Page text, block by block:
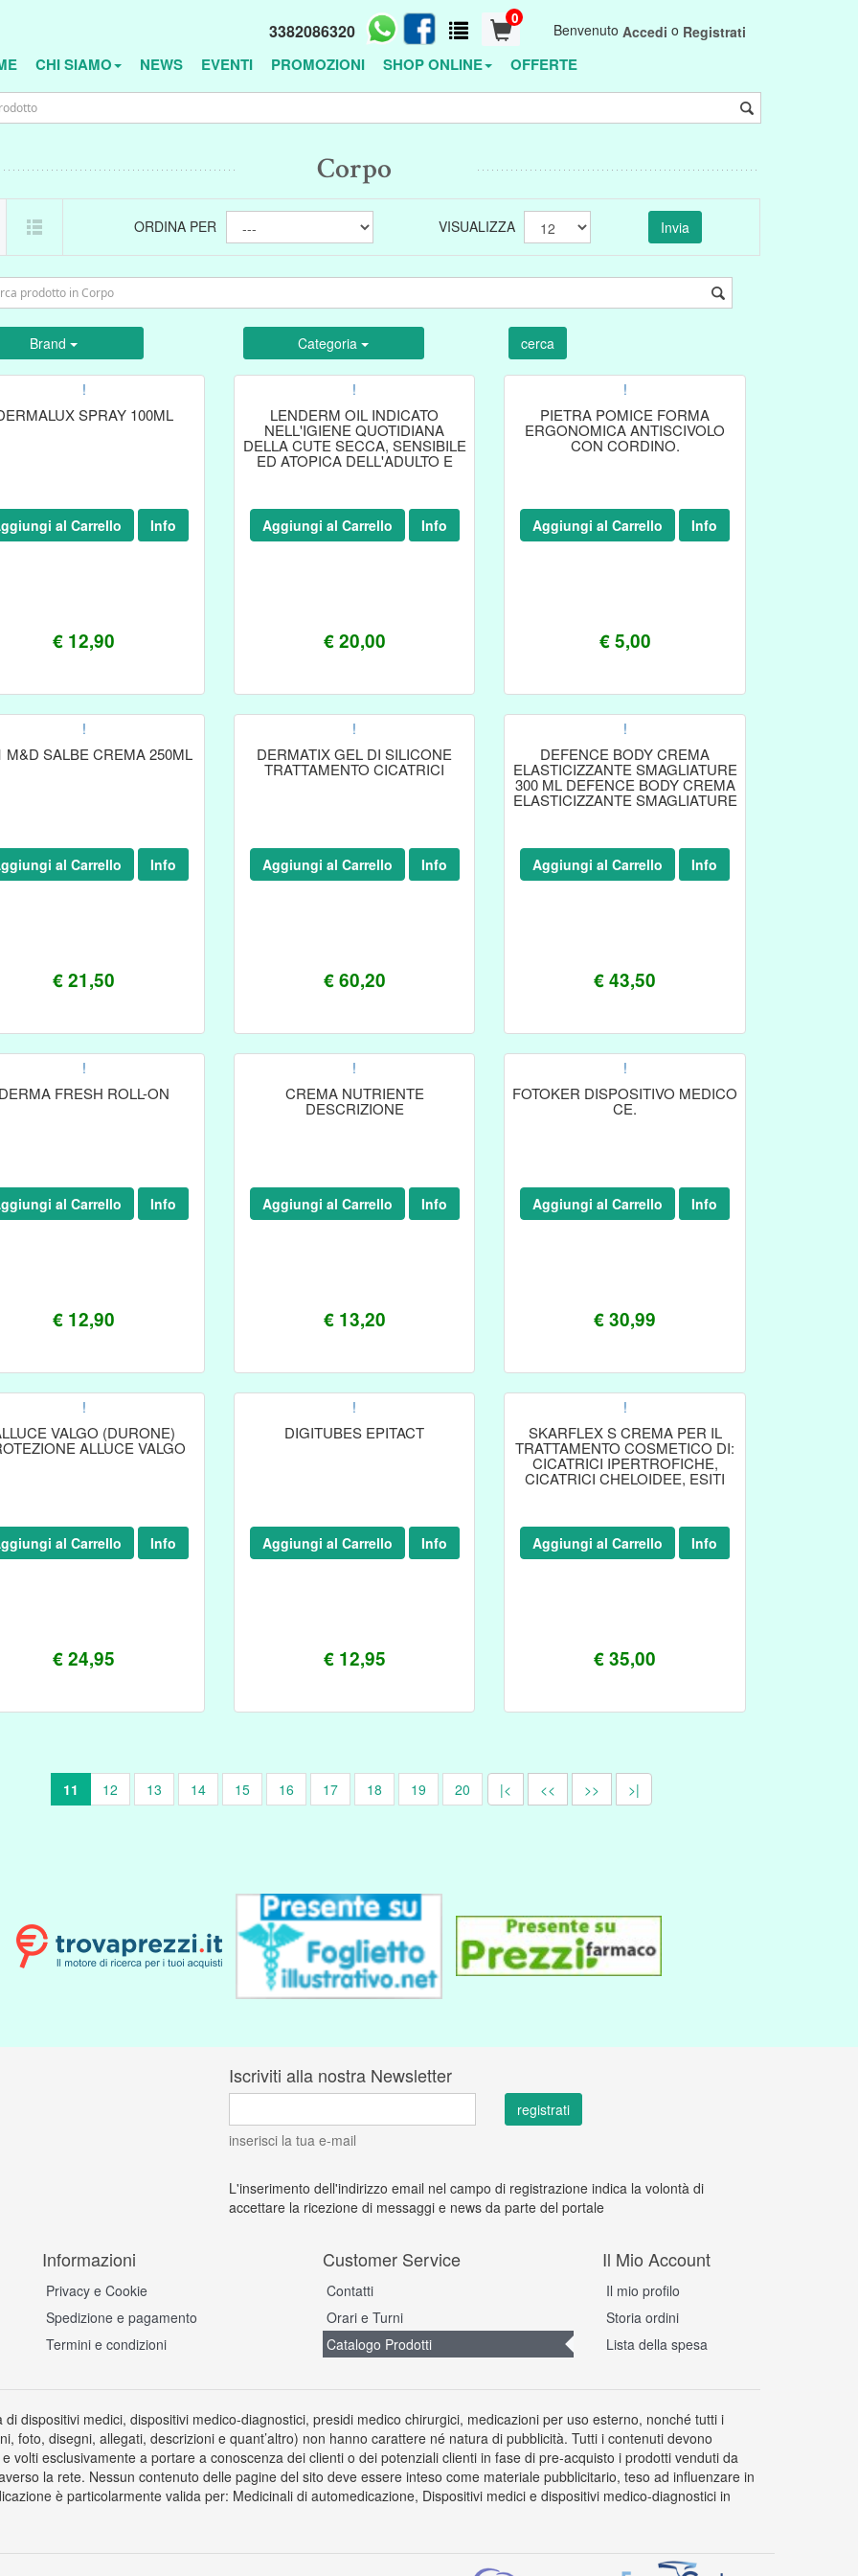
Benvenuto Accedi o Registrati
0
3382086320
CHI SIAMO NEWS EVENTI PROMOZIONI SHOP ONLINE OFFERTE
Corpo
ORDINA PER VISUALIZZA
Brand Categoria
!
SPRAY 100ML
€ 12,90
al Carrello Info
!
LENDERM OIL INDICATO
NELL'IGIENE QUOTIDIANA
DELLA CUTE SECCA, SENSIBILE
ED ATOPICA DELL'ADULTO E
€ 20,00
Aggiungi al Carrello Info
!
PIETRA POMICE FORMA
ERGONOMICA ANTISCIVOLO
CON CORDINO.
€ 5,00
Aggiungi al Carrello Info
!
M&D SALBE CREMA 250ML
€ 21,50
al Carrello Info
!
DERMATIX GEL DI SILICONE
TRATTAMENTO CICATRICI
€ 60,20
Aggiungi al Carrello Info
!
DEFENCE BODY CREMA
ELASTICIZZANTE SMAGLIATURE
300 ML DEFENCE BODY CREMA
ELASTICIZZANTE SMAGLIATURE
€ 43,50
Aggiungi al Carrello Info
!
FRESH ROLL-ON
€ 12,90
al Carrello Info
!
CREMA NUTRIENTE
DESCRIZIONE
€ 13,20
Aggiungi al Carrello Info
!
FOTOKER DISPOSITIVO MEDICO
CE.
€ 30,99
Aggiungi al Carrello Info
!
VALGO (DURONE)
ALLUCE VALGO
€ 24,95
al Carrello Info
!
DIGITUBES EPITACT
€ 12,95
Aggiungi al Carrello Info
!
SKARFLEX S CREMA PER IL
TRATTAMENTO COSMETICO DI:
CICATRICI IPERTROFICHE,
CICATRICI CHELOIDEE, ESITI
€ 35,00
Aggiungi al Carrello Info
|< <<
11 12 13 14 15 16 17 18 19 20 >> >|
Iscriviti alla nostra Newsletter
inserisci la tua e-mail
L'inserimento dell'indirizzo email nel campo di registrazione indica la volontà di
accettare la ricezione di messaggi e news da parte del portale
Informazioni
Privacy e Cookie
Spedizione e pagamento
Termini e condizioni
Customer Service
Contatti
Orari e Turni
Catalogo Prodotti
Il Mio Account
Il mio profilo
Storia ordini
Lista della spesa
dispositivi medici, dispositivi medico-diagnostici, presidi medico chirurgici, medicazioni per uso esterno, nonché tutti i
foto, disegni, allegati, descrizioni e quant’altro) non hanno carattere né natura di pubblicità. Tutti i contenuti devono
volti esclusivamente a portare a conoscenza dei clienti o dei potenziali clienti in fase di pre-acquisto i prodotti venduti da
la rete. Nessun contenuto delle pagine del sito deve essere inteso come materiale pubblicitario, teso ad influenzare in
è particolarmente valida per: Medicinali di automedicazione, Dispositivi medici e dispositivi medico-diagnostici in